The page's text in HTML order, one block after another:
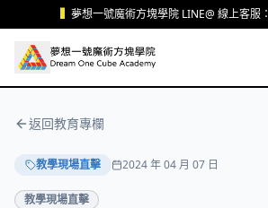
跳至主要內容夢想一號魔術方塊學院 LINE@ 線上客服：
返回教育專欄
教學現場直擊 2024 年 04 月 07 日
教學現場直擊